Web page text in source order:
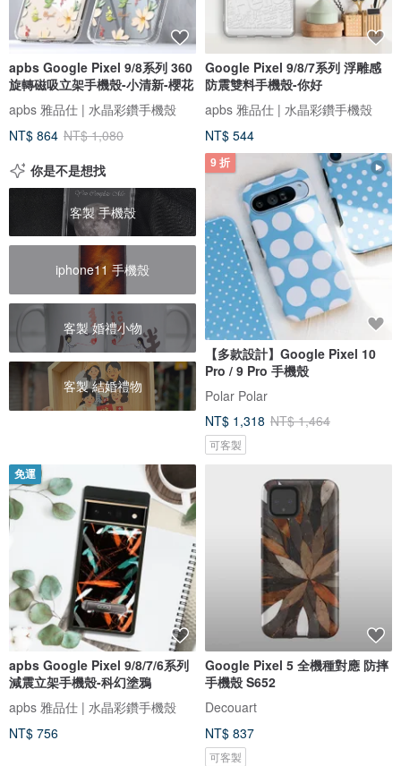
apbs Google Pixel 9/8系列 360
旋轉磁吸立架手機殼-小清新-櫻花
apbs 雅品仕 | 水晶彩鑽手機殼
NT$ 864 NT$ 1,080
Google Pixel 9/8/7系列 浮雕感
防震雙料手機殼-你好
apbs 雅品仕 | 水晶彩鑽手機殼
NT$ 544
你是不是想找
客製 手機殼
iphone11 手機殼
客製 婚禮小物
客製 結婚禮物
9 折
【多款設計】Google Pixel 10
Pro / 9 Pro 手機殼
Polar Polar
NT$ 1,318 NT$ 1,464
可客製
免運
apbs Google Pixel 9/8/7/6系列
減震立架手機殼-科幻塗鴉
apbs 雅品仕 | 水晶彩鑽手機殼
NT$ 756
Google Pixel 5 全機種對應 防摔
手機殼 S652
Decouart
NT$ 837
可客製